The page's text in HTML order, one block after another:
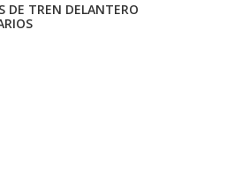
DE TREN DELANTERO